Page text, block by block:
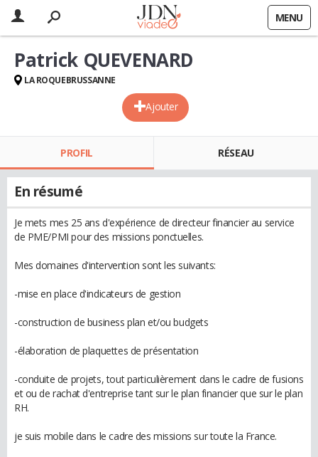
MENU
Ajouter
Patrick QUEVENARD
LA ROQUEBRUSSANNE
PROFIL RÉSEAU
En résumé
Je mets mes 25 ans d'expérience de directeur financier au service
de PME/PMI pour des missions ponctuelles.
Mes domaines d'intervention sont les suivants:
-mise en place d'indicateurs de gestion
-construction de business plan et/ou budgets
-élaboration de plaquettes de présentation
-conduite de projets, tout particulièrement dans le cadre de fusions
et ou de rachat d'entreprise tant sur le plan financier que sur le plan
RH.
je suis mobile dans le cadre des missions sur toute la France.